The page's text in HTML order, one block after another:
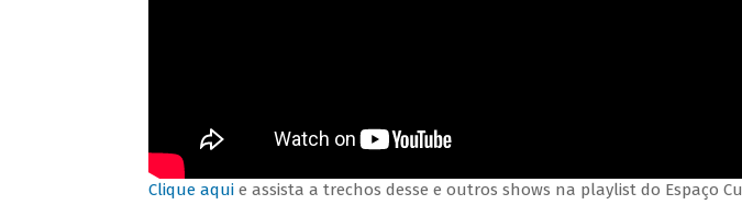
Clique aquie assista a trechos desse e outros shows na playlist do Espaço